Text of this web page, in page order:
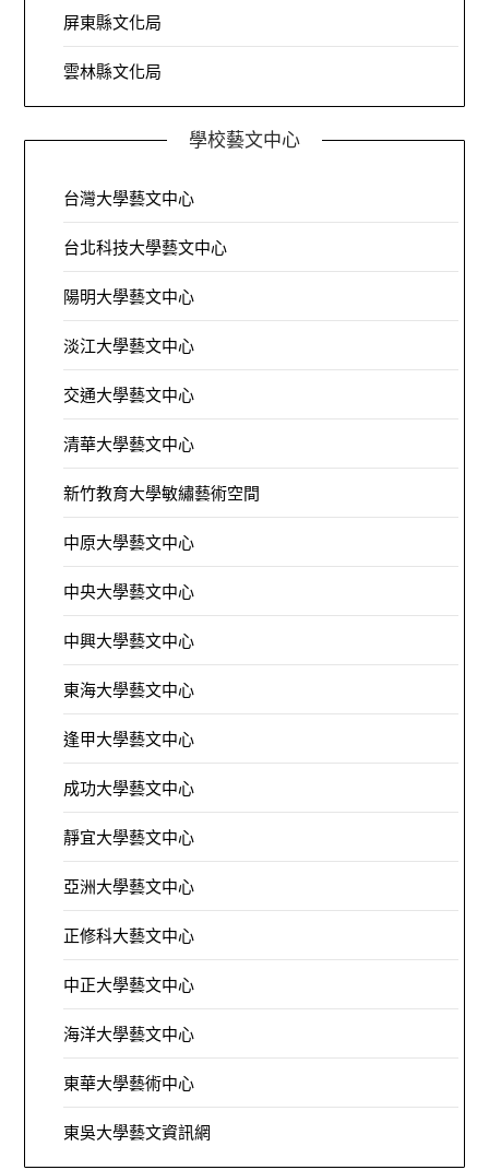
屏東縣文化局
雲林縣文化局
學校藝文中心
台灣大學藝文中心
台北科技大學藝文中心
陽明大學藝文中心
淡江大學藝文中心
交通大學藝文中心
清華大學藝文中心
新竹教育大學敏繡藝術空間
中原大學藝文中心
中央大學藝文中心
中興大學藝文中心
東海大學藝文中心
逢甲大學藝文中心
成功大學藝文中心
靜宜大學藝文中心
亞洲大學藝文中心
正修科大藝文中心
中正大學藝文中心
海洋大學藝文中心
東華大學藝術中心
東吳大學藝文資訊網